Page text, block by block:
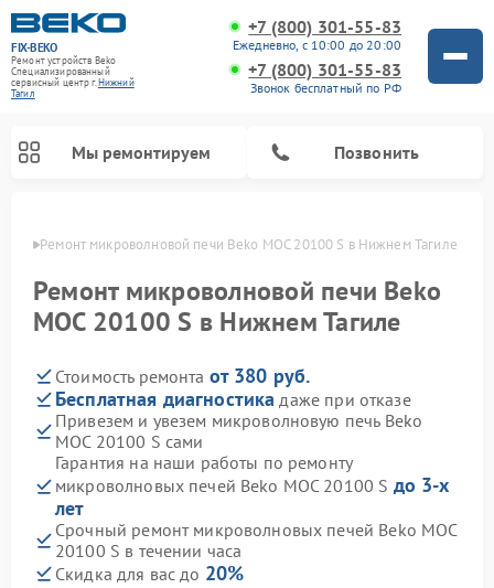
FIX-BEKO
Ремонт устройств Beko
Специализированный
cервисный центр г.Нижний
Тагил
+7 (800) 301-55-83
Ежедневно, с 10:00 до 20:00
+7 (800) 301-55-83
Звонок бесплатный по РФ
Мы ремонтируем Позвонить
Ремонт микроволновой печи Beko MOC 20100 S в Нижнем Тагиле
Ремонт микроволновой печи Beko
MOC 20100 S в Нижнем Тагиле
Стоимость ремонта от 380 руб.
Бесплатная диагностика даже при отказе
Привезем и увезем микроволновую печь Beko
MOC 20100 S сами
Гарантия на наши работы по ремонту
микроволновых печей Beko MOC 20100 S до 3-х
лет
Срочный ремонт микроволновых печей Beko MOC
20100 S в течении часа
Скидка для вас до 20%